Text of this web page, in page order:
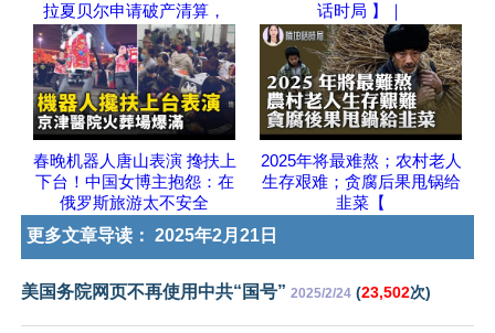
拉夏贝尔申请破产清算，
话时局 】｜
春晚机器人唐山表演 搀扶上
下台！中国女博主抱怨：在
俄罗斯旅游太不安全
2025年将最难熬；农村老人
生存艰难；贪腐后果甩锅给
韭菜【
更多文章导读： 2025年2月21日
美国务院网页不再使用中共“国号” 2025/2/24 (23,502次)